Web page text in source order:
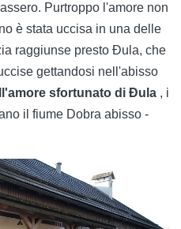
Purtroppo l'amore non
è stata uccisa in una delle
raggiunse presto Đula, che
gettandosi nell'abisso
sfortunato di Đula , i
il fiume Dobra abisso -